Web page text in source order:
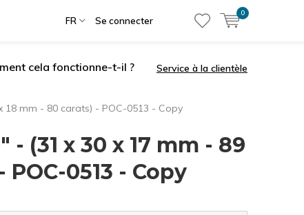
FR Se connecter
0
cela fonctionne-t-il ? Service à la clientèle
18 mm - 80 carats) - POC-0513 - Copy
(31 x 30 x 17 mm - 89
0513 - Copy